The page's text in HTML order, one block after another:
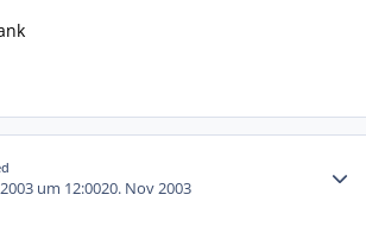
um 12:0020. Nov 2003